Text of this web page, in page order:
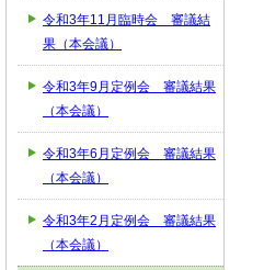
令和3年11月臨時会 審議結
果（本会議）
令和3年9月定例会 審議結果
（本会議）
令和3年6月定例会 審議結果
（本会議）
令和3年2月定例会 審議結果
（本会議）